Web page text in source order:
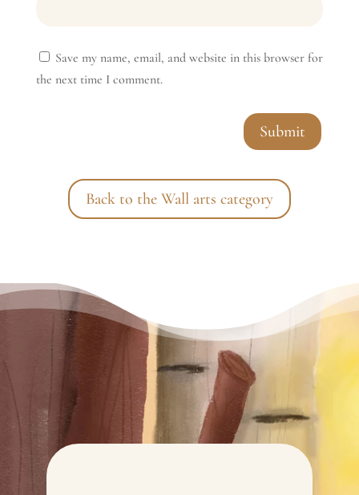
Save my name, email, and website in this browser for
the next time I comment.
Submit
Back to the Wall arts category